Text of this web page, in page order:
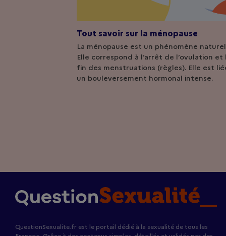
Tout savoir sur la ménopause
La ménopause est un phénomène
Elle correspond à l’arrêt de l’ovulation et
fin des menstruations (règles). Elle est
un bouleversement hormonal intense.
QuestionSexualite.fr est le portail dédié à la sexualité de tous les